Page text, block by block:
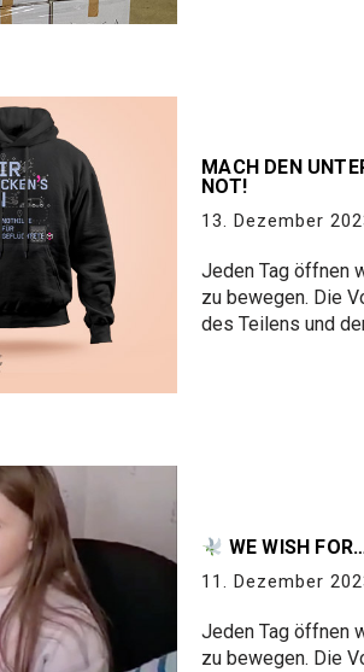
MACH DEN
NOT!
13. Dezember
Jeden Tag öffnen
zu bewegen. Die
des Teilens und
WE WISH
11. Dezember
Jeden Tag öffnen
zu bewegen. Die